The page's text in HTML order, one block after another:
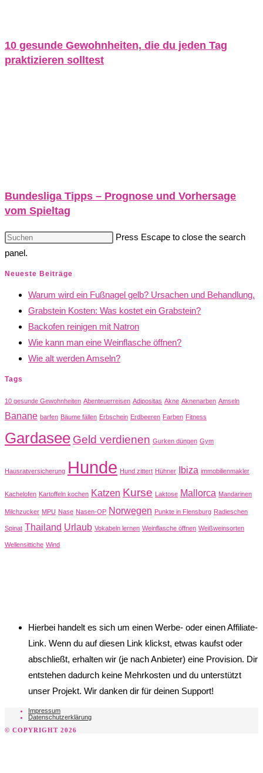
10 gesunde Gewohnheiten, die du jeden Tag
praktizieren solltest
Bundesliga Tipps – Prognose und Vorhersage
vom Spieltag
Press Escape to close the search
panel.
Neueste Beiträge
Warum wird ein Fußnagel gelb? Ursachen und Behandlung.
Grabstein Kosten: Was kostet ein Grabstein?
Backofen reinigen mit Natron
Wie kann man eine Weinflasche öffnen?
Wie alt werden Amseln?
Tags
10 gesunde Gewohnheiten Abenteuerreisen Adipositas Akne Aknenarben Amseln
Banane barfen Bäume fällen Erbschein Erdbeeren Farben Fitness
Gardasee Geld verdienen Gurken düngen Gym
Hausratversicherung Hunde Hund zittert Hühner Ibiza immobilienmakler
Kachelofen Kartoffeln kochen Katzen Kurse Laktose Mallorca Mandarinen
Milchzucker MPU Nase Nasen-OP Norwegen Punkte in Flensburg Radieschen
Spinat Thailand Urlaub Vokabeln lernen Weinflasche öffnen Weißweinsorten
Wellensittiche Wind
Hierbei handelt es sich um einen Werbe- oder einen Affiliate-
Link. Wenn du auf diesen Link klickst, etwas kaufst oder
abschließt, erhalten wir (je nach Anbieter) eine Provision. Dir
entstehen dadurch keine Mehrkosten und du unterstützt
unser Projekt. Wir danken dir für deinen Support!
Impressum
Datenschutzerklärung
© COPYRIGHT 2026